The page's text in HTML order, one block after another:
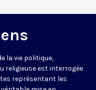
la vie politique,
religieuse est interrogée
représentant les